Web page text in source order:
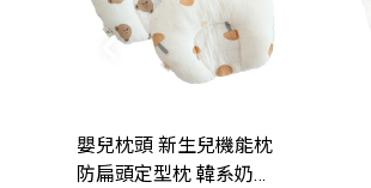
嬰兒枕頭 新生兒機能枕
防扁頭定型枕 韓系奶油